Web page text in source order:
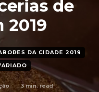
de
2019
DA CIDADE 2019
3min. read